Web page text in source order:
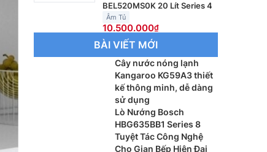
BEL520MS0K 20 Lít Series 4
Âm Tủ
10.500.000
BÀI VIẾT MỚI
Cây nước nóng lạnh
Kangaroo KG59A3 thiết
kế thông minh, dễ dàng
sử dụng
Lò Nướng Bosch
HBG635BB1 Series 8
Tuyệt Tác Công Nghệ
Cho Gian Bếp Hiện Đại